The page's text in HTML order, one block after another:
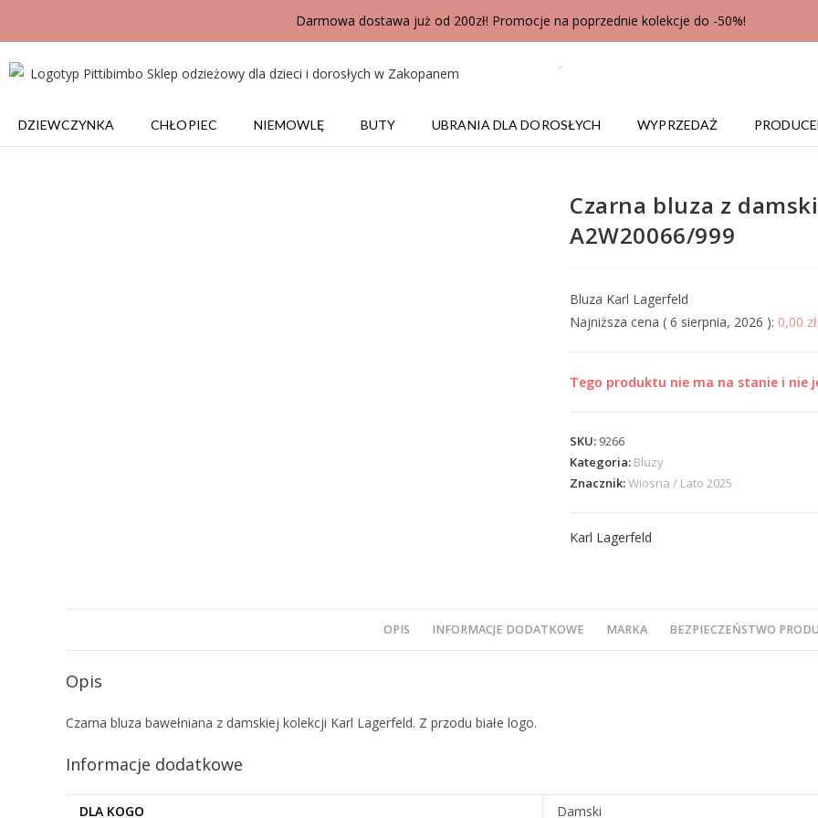
Darmowa dostawa już od 200zł! Promocje na poprzednie kolekcje do -50%!
DZIEWCZYNKA CHŁOPIEC NIEMOWLĘ BUTY UBRANIA DLA DOROSŁYCH WYPRZEDAŻ
Czarna bluza z
A2W20066/999
Bluza Karl Lagerfeld
Najniższa cena ( 6 sierpnia, 2026 ): 0,00 zł
Tego produktu nie ma na stanie i nie
SKU: 9266
Kategoria: Bluzy
Znacznik:Wiosna / Lato 2025
Karl Lagerfeld
OPIS INFORMACJE DODATKOWE MARKA BEZPIECZEŃSTWO
Opis
Czarna bluza bawełniana z damskiej kolekcji Karl Lagerfeld. Z przodu białe logo.
Informacje dodatkowe
DLA KOGO Damski